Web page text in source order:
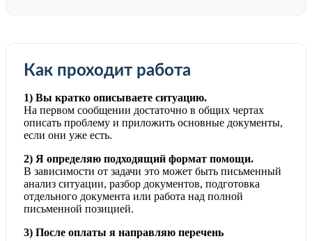
Как проходит работа
1) Вы кратко описываете ситуацию.
На первом сообщении достаточно в общих чертах
описать проблему и приложить основные документы,
если они уже есть.
2) Я определяю подходящий формат помощи.
В зависимости от задачи это может быть письменный
анализ ситуации, разбор документов, подготовка
отдельного документа или работа над полной
письменной позицией.
3) После оплаты я направляю перечень